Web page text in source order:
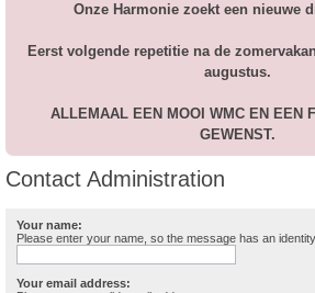
Onze Harmonie zoekt een nieuwe
Eerst volgende repetitie na de
augustus.
ALLEMAAL EEN MOOI WMC EN EEN
GEWENST.
Contact Administration
Your name:
Please enter your name, so the message has an identity.
Your email address: